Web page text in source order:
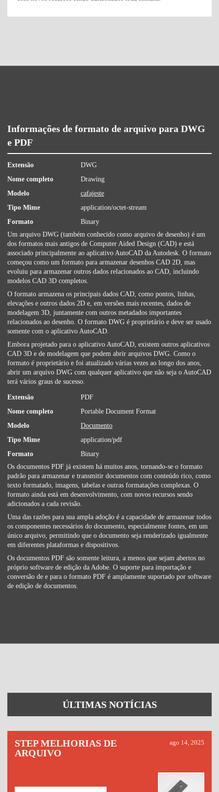
Informações de formato de arquivo para DWG
e PDF
Extensão
DWG
Nome completo
Drawing
Modelo
cafajeste
Tipo Mime
application/octet-stream
Formato
Binary
Um arquivo DWG (também conhecido como arquivo de desenho) é um
dos formatos mais antigos de Computer Aided Design (CAD) e está
associado principalmente ao aplicativo AutoCAD da Autodesk. O formato
começou como um formato para armazenar desenhos CAD 2D, mas
evoluiu para armazenar outros dados relacionados ao CAD, incluindo
modelos CAD 3D completos.
O formato armazena os principais dados CAD, como pontos, linhas,
elevações e outros dados 2D e, em versões mais recentes, dados de
modelagem 3D, juntamente com outros metadados importantes
relacionados ao desenho. O formato DWG é proprietário e deve ser usado
somente com o aplicativo AutoCAD.
Embora projetado para o aplicativo AutoCAD, existem outros aplicativos
CAD 3D e de modelagem que podem abrir arquivos DWG. Como o
formato é proprietário e foi atualizado várias vezes ao longo dos anos,
abrir um arquivo DWG com qualquer aplicativo que não seja o AutoCAD
terá vários graus de sucesso.
Extensão
PDF
Nome completo
Portable Document Format
Modelo
Documento
Tipo Mime
application/pdf
Formato
Binary
Os documentos PDF já existem há muitos anos, tornando-se o formato
padrão para armazenar e transmitir documentos com conteúdo rico, como
texto formatado, imagens, tabelas e outras formatações complexas. O
formato ainda está em desenvolvimento, com novos recursos sendo
adicionados a cada revisão.
Uma das razões para sua ampla adoção é a capacidade de armazenar todos
os componentes necessários do documento, especialmente fontes, em um
único arquivo, permitindo que o documento seja renderizado igualmente
em diferentes plataformas e dispositivos.
Os documentos PDF são somente leitura, a menos que sejam abertos no
próprio software de edição da Adobe. O suporte para importação e
conversão de e para o formato PDF é amplamente suportado por software
de edição de documentos.
ÚLTIMAS NOTÍCIAS
STEP MELHORIAS DE
ARQUIVO
ago 14, 2025